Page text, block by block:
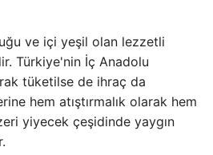
ve içi yeşil olan lezzetli
Türkiye'nin İç Anadolu
tüketilse de ihraç da
hem atıştırmalık olarak hem
yiyecek çeşidinde yaygın